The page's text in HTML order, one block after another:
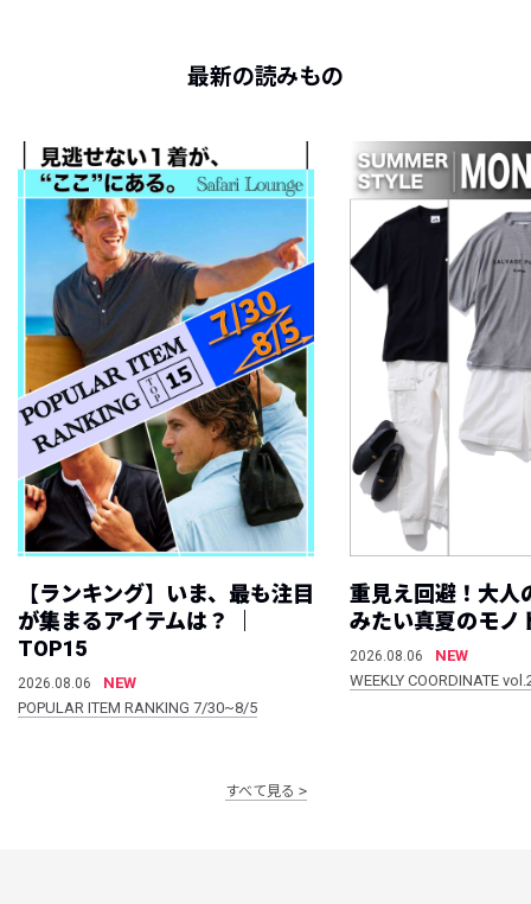
最新の読みもの
【ランキング】いま、最も注目
が集まるアイテムは？ ｜
TOP15
2026.08.06
NEW
POPULAR ITEM RANKING 7/30~8/5
重見え回避！大人
みたい真夏のモノ
2026.08.06
NEW
WEEKLY COORDINATE
すべて見る